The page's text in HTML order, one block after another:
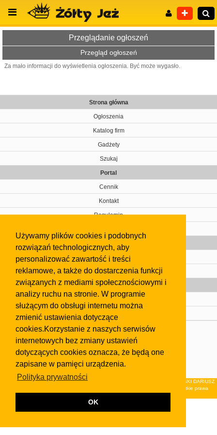
Używamy plików cookies i podobnych
rozwiązań technologicznych, aby
personalizować zawartość i treści
reklamowe, a także do dostarczenia funkcji
związanych z mediami społecznościowymi i
analizy ruchu na stronie. W programie
służącym do obsługi internetu można
zmienić ustawienia dotyczące
cookies.Korzystanie z naszych serwisów
internetowych bez zmiany ustawień
dotyczących cookies oznacza, że będą one
zapisane w pamięci urządzenia.
Polityka prywatności
OK
Przeglądanie ogłoszeń
Przegląd ogłoszeń
Za mało informacji do wyświetlenia ogłoszenia. Być może wygasło.
Strona główna
Ogłoszenia
Katalog firm
Gadżety
Szukaj
Portal
Cennik
Kontakt
Regulamin
Gazeta
Olkusz
Kontakt
Strefa dla biznesu
Biura nieruchomości
Dealerzy i autokomisy
Skontaktuj się z nami
regulaminuiPolityki Prywatności.
Klauzula FB
© 2026Wydawnictwo NEON sp. z o.o. (dawniej: FIRMA NEON MAREK KLUCZEWSKI DARIUSZ
KRAWCZYK s.c.) z siedzibą w Olkuszu, ul.Żuradzka 15, 32-300 Olkusz . Wszystkie prawa